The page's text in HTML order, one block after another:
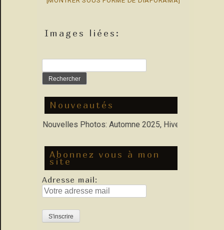
Images liées:
Nouveautés
: Nouvelles Photos: Automne 2025, Hiver 2026
Abonnez vous à mon
site
Adresse mail: